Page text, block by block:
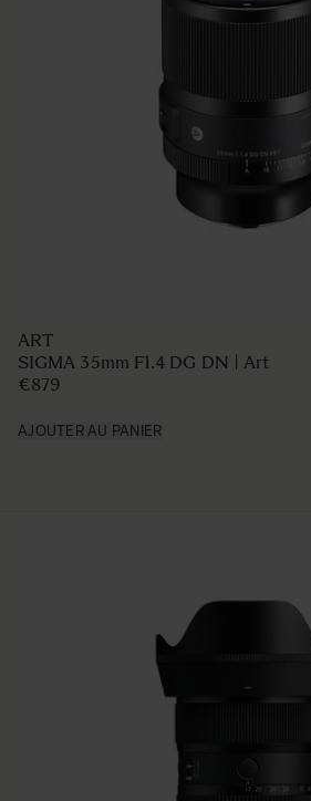
ART
SIGMA 35mm F1.4 DG DN | Art
€879
AJOUTER AU PANIER